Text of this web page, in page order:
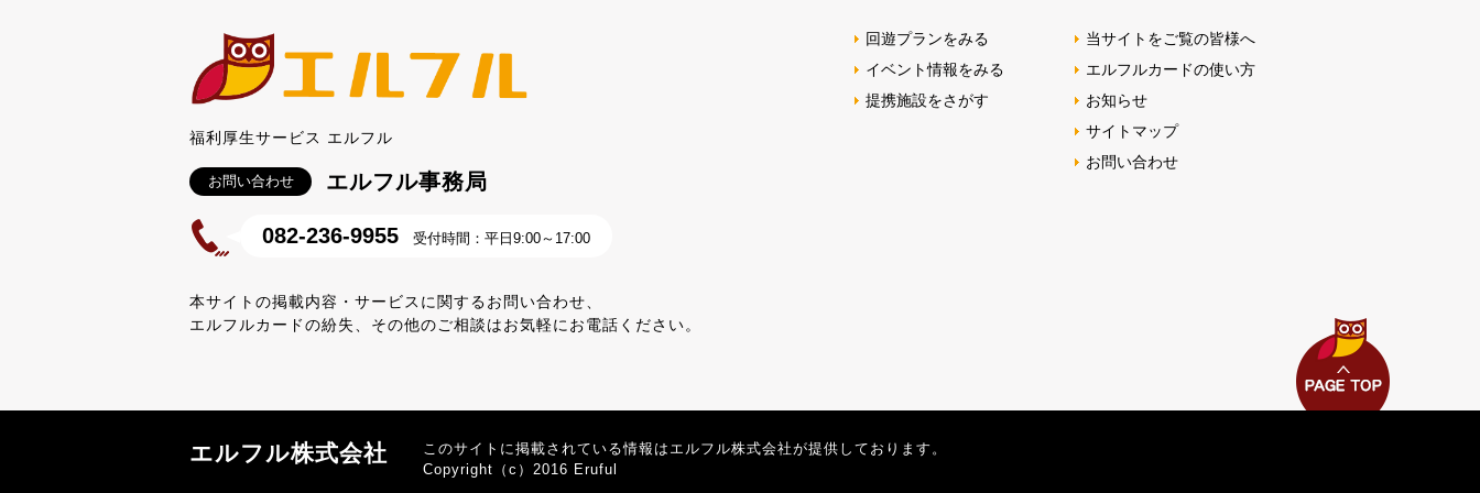
福利厚生サービス エルフル
お問い合わせ エルフル事務局
082-236-9955 受付時間：平日9:00～17:00
本サイトの掲載内容・サービスに関するお問い合わせ、
エルフルカードの紛失、その他のご相談はお気軽にお電話ください。
回遊プランをみる
イベント情報をみる
提携施設をさがす
当サイトをご覧の皆様へ
エルフルカードの使い方
お知らせ
サイトマップ
お問い合わせ
エルフル株式会社
このサイトに掲載されている情報はエルフル株式会社が提供しております。
Copyright（c）2016 Eruful